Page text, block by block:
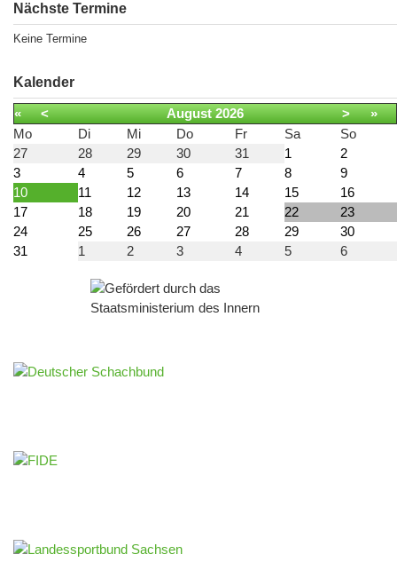
Nächste Termine
Keine Termine
Kalender
« < August 2026 >
»
Mo
Di Mi Do Fr Sa
So
27
28 29 30 31 1
2
3
4 5 6 7 8
9
10
11 12 13 14 15
16
17
18 19 20 21 22
23
24
25 26 27 28 29
30
31
1 2 3 4 5 6